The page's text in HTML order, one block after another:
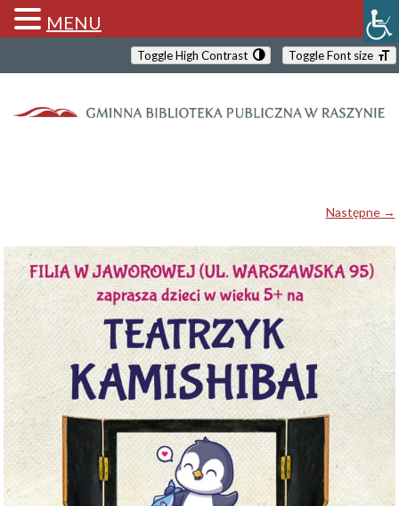
Toggle High Contrast Toggle Font size
Następne →
MENU